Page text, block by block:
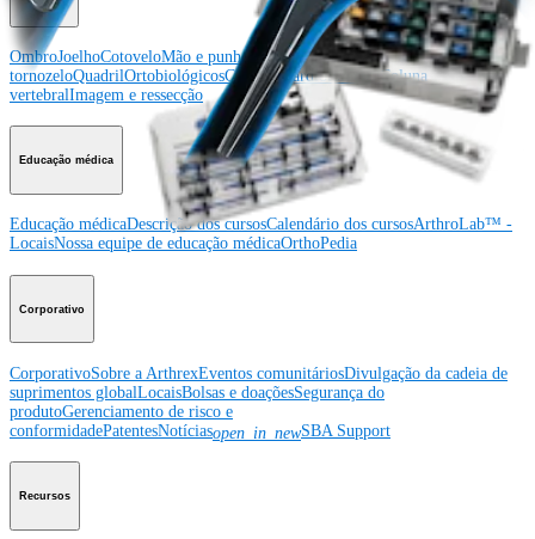
OmbroJoelhoCotoveloMão e punho Pé e
tornozeloQuadrilOrtobiológicosCirurgia cardiotorácicaColuna
vertebralImagem e ressecção
Educação médica
Educação médicaDescrição dos cursosCalendário dos cursosArthroLab™ -
LocaisNossa equipe de educação médicaOrthoPedia
Corporativo
CorporativoSobre a ArthrexEventos comunitáriosDivulgação da cadeia de
suprimentos globalLocaisBolsas e doaçõesSegurança do
produtoGerenciamento de risco e
conformidadePatentesNotíciasopen_in_newSBA Support
Recursos